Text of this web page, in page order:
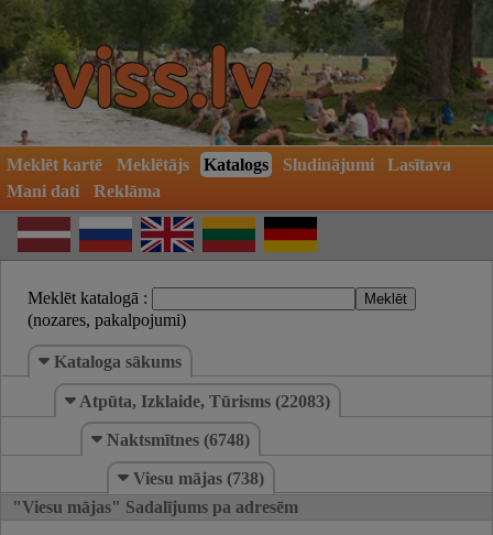
Meklēt kartē Meklētājs Katalogs Sludinājumi
Lasītava
Mani dati
Reklāma
Meklēt katalogā :
(nozares, pakalpojumi)
Kataloga sākums
Atpūta, Izklaide, Tūrisms (22083)
Naktsmītnes (6748)
Viesu mājas (738)
"Viesu mājas" Sadalījums pa adresēm